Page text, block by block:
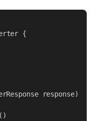
{
response)